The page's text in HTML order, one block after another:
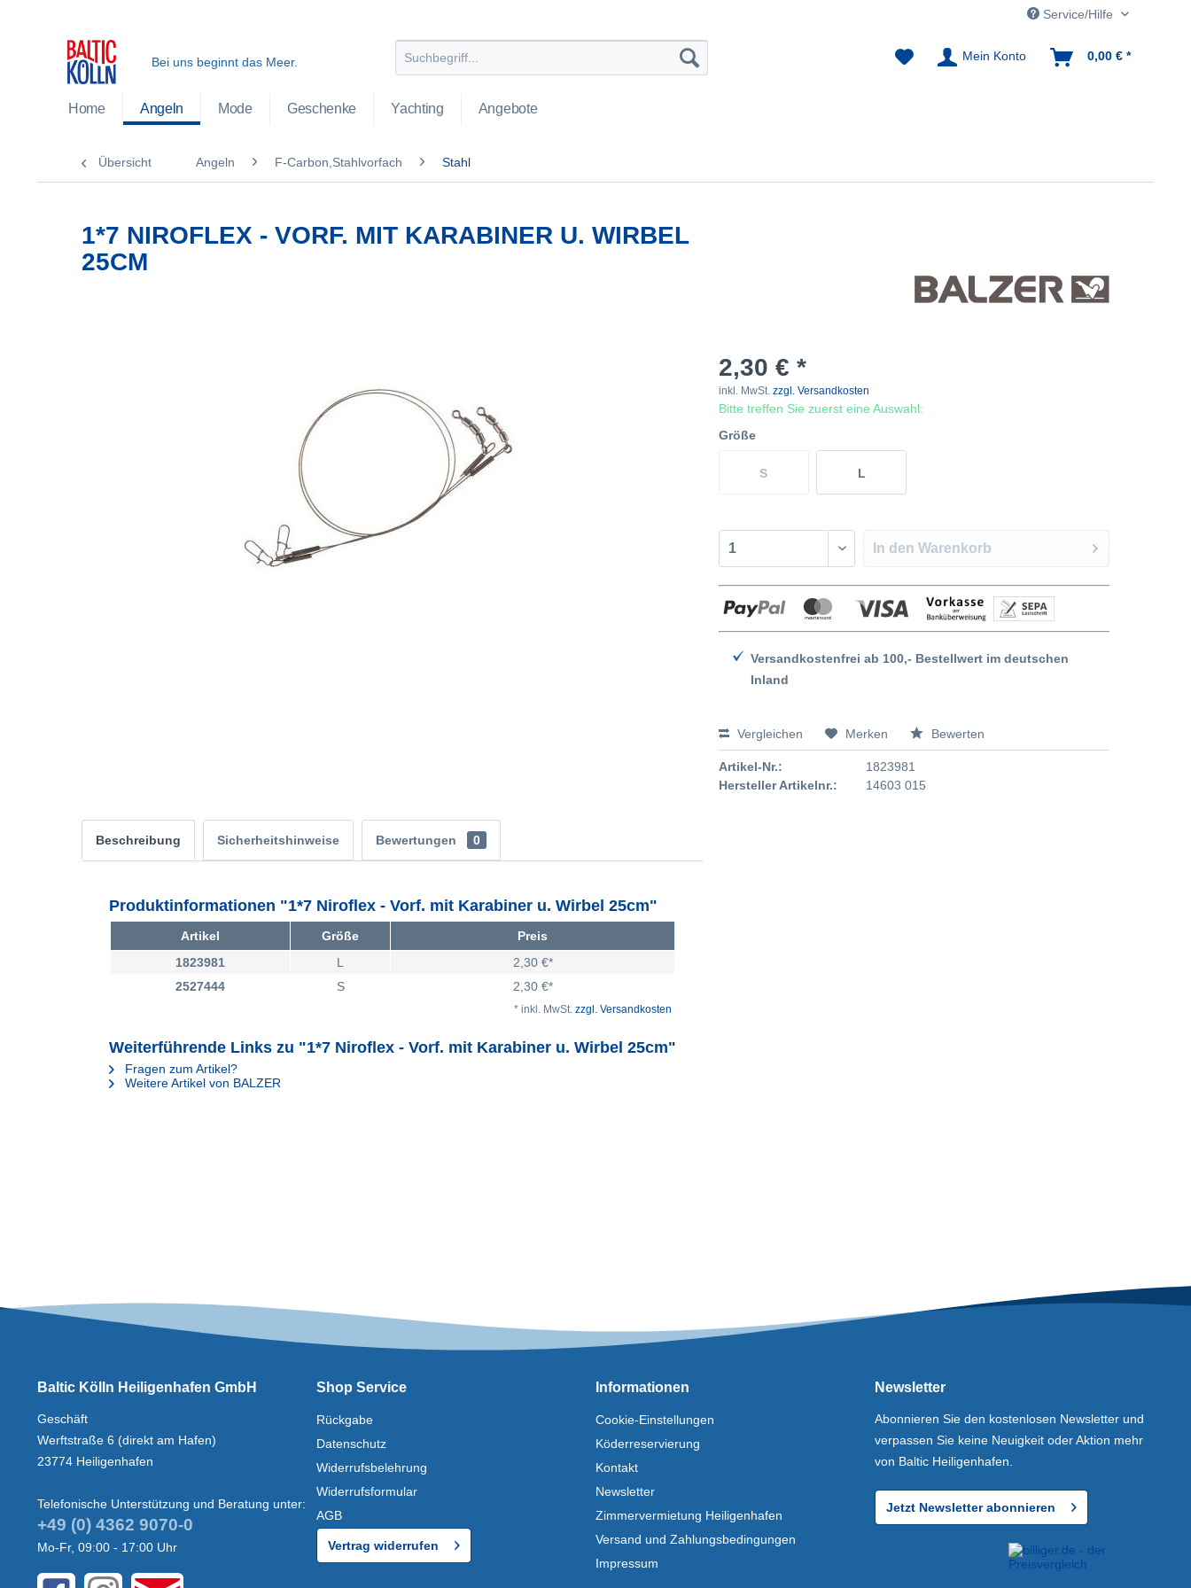
Service/Hilfe
Bei uns beginnt das Meer. Mein Konto 0,00 € *
Home Angeln Mode Geschenke Yachting Angebote
Übersicht Angeln F-Carbon,Stahlvorfach Stahl
1*7 NIROFLEX - VORF. MIT KARABINER U. WIRBEL
25CM
2,30 € *
inkl. MwSt.zzgl. Versandkosten
Bitte treffen Sie zuerst eine Auswahl:
Größe
S L
In den Warenkorb
Versandkostenfrei ab 100,- Bestellwert im deutschen
Inland
Vergleichen Merken Bewerten
Artikel-Nr.:
1823981
Hersteller Artikelnr.:
14603 015
Beschreibung Sicherheitshinweise Bewertungen 0
Produktinformationen "1*7 Niroflex - Vorf. mit Karabiner u. Wirbel 25cm"
Artikel Größe
Preis
1823981
L
2,30 €*
2527444
S 2,30 €*
* inkl. MwSt. zzgl. Versandkosten
Weiterführende Links zu "1*7 Niroflex - Vorf. mit Karabiner u. Wirbel 25cm"
Fragen zum Artikel?
Weitere Artikel von BALZER
Baltic Kölln Heiligenhafen GmbH
Geschäft
Werftstraße 6 (direkt am Hafen)
23774 Heiligenhafen
Telefonische Unterstützung und Beratung unter:
+49 (0) 4362 9070-0
Mo-Fr, 09:00 - 17:00 Uhr
Shop Service
Rückgabe
Datenschutz
Widerrufsbelehrung
Widerrufsformular
AGB
Vertrag widerrufen
Informationen
Cookie-Einstellungen
Köderreservierung
Kontakt
Newsletter
Zimmervermietung Heiligenhafen
Versand und Zahlungsbedingungen
Impressum
Newsletter
Abonnieren Sie den kostenlosen Newsletter und
verpassen Sie keine Neuigkeit oder Aktion mehr
von Baltic Heiligenhafen.
Jetzt Newsletter abonnieren